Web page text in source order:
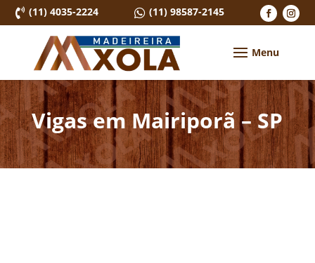
 (11) 4035-2224  (11) 98587-2145
Vigas em Mairiporã – SP